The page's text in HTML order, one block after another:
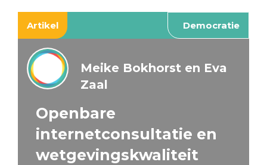
Artikel Democratie
Meike Bokhorst en Eva
Zaal
Openbare
internetconsultatie en
wetgevingskwaliteit